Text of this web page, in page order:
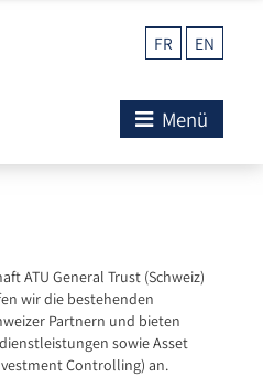
FR EN
Menü
ATU General Trust (Schweiz)
wir die bestehenden
Partnern und bieten
sowie Asset
Controlling) an.